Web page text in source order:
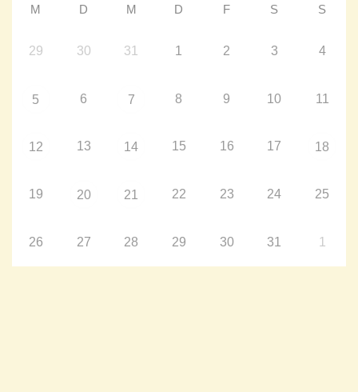
M D M D F S S
29 30 31 1 2 3 4
5 6 7 8 9 10 11
12 13 14 15 16 17 18
19 20 21 22 23 24 25
26 27 28 29 30 31 1